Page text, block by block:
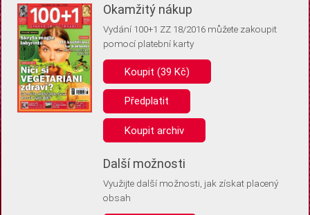
Pro základní fungování webu nepotřebujeme ukládat žádné informace
(tzv. cookies apod.). Rádi bychom vás ale požádali o souhlas s
uložením volitelných informací:
Anonymní unikátní ID
Díky němu příště poznáme, že se jedná o stejné zařízení, a
Identifikátor je zcela anonymní.
Vaše souhlasy a odmítnutí si ukládáme do vašeho zařízení, abychom se
vás už příště znovu neptali. Můžete je kdykoli později upravit ve Správě
Okamžitý nákup
Vydání 100+1 ZZ 18/2016 můžete zakoupit
pomocí platební karty
Koupit (39 Kč)
Předplatit
Koupit archiv
Další možnosti
Využijte další možnosti, jak získat placený
obsah